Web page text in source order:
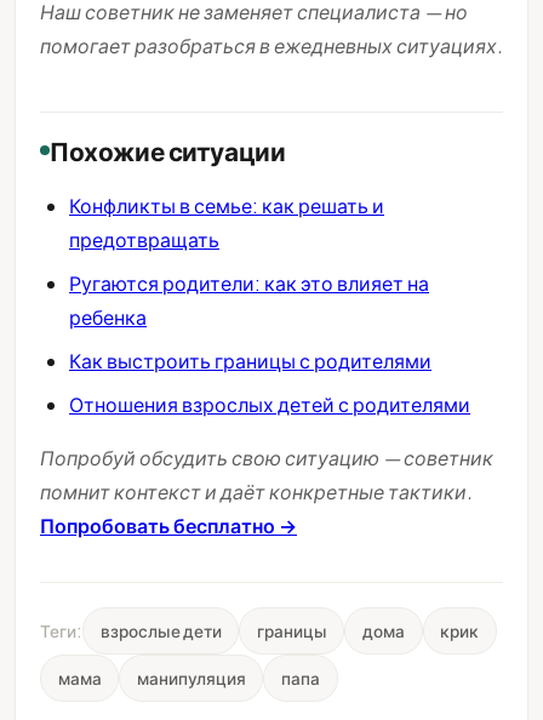
Наш советник не заменяет специалиста — но
помогает разобраться в ежедневных ситуациях.
Похожие ситуации
Конфликты в семье: как решать и
предотвращать
Ругаются родители: как это влияет на
ребенка
Как выстроить границы с родителями
Отношения взрослых детей с родителями
Попробуй обсудить свою ситуацию — советник
помнит контекст и даёт конкретные тактики.
Попробовать бесплатно →
Теги: взрослые дети границы дома крик
мама манипуляция папа